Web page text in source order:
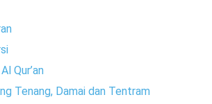
Qur’an
Tenang, Damai dan Tentram